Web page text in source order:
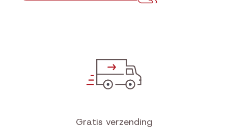
Gratis verzending